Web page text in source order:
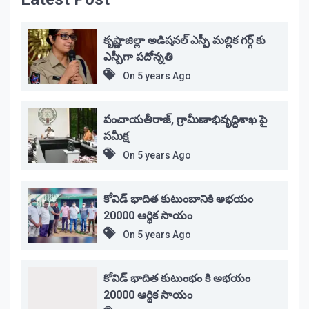
కృష్ణాజిల్లా అడిషనల్ ఎస్పీ మల్లిక గర్గ్ కు
ఎస్పీగా పదోన్నతి
On 5 years Ago
పంచాయతీరాజ్, గ్రామీణాభివృద్ధిశాఖ పై
సమీక్ష
On 5 years Ago
కోవిడ్ భాదిత కుటుంబానికి అభయం
20000 ఆర్థిక సాయం
On 5 years Ago
కోవిడ్ భాదిత కుటుంభం కి అభయం
20000 ఆర్థిక సాయం